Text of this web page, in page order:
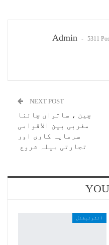
Admin 5311
NEXT POST
چین ، ساتواں چائنا
مغربی بین الاقوامی
سرمایہ کاری اور
تجارتی میلہ شروع
انٹرنیشنل